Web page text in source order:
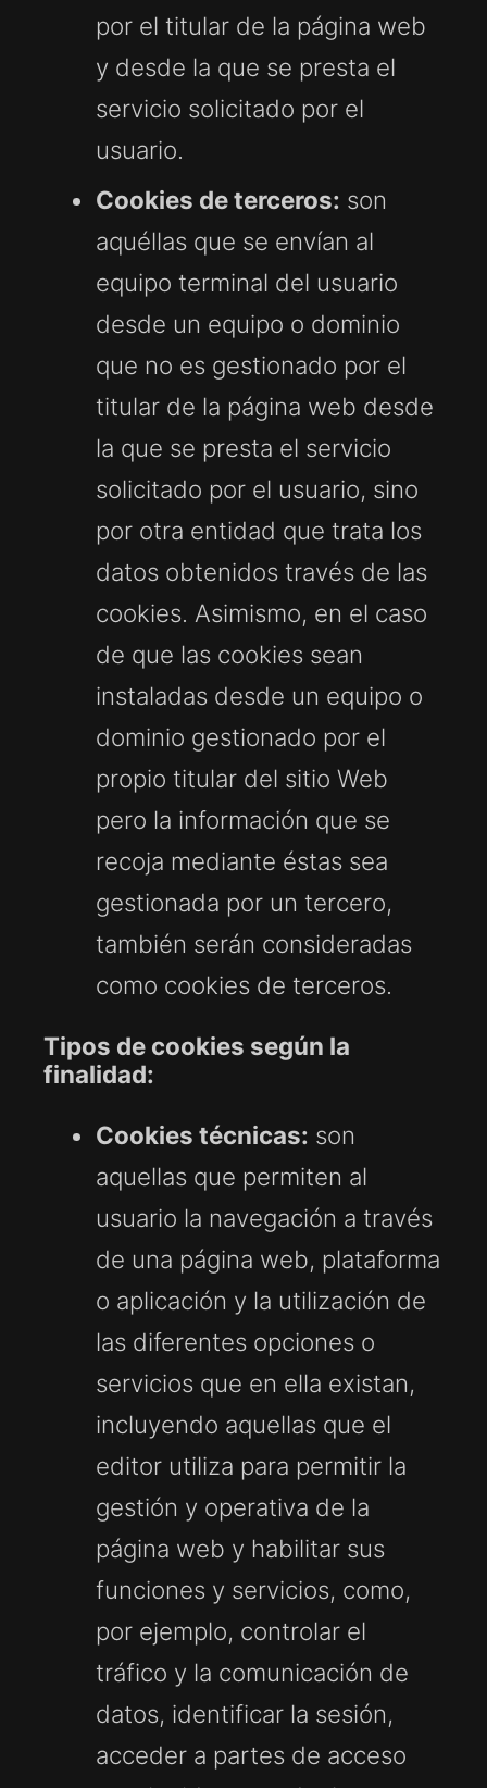
por el titular de la página web
y desde la que se presta el
servicio solicitado por el
usuario.
Cookies de terceros: son
aquéllas que se envían al
equipo terminal del usuario
desde un equipo o dominio
que no es gestionado por el
titular de la página web desde
la que se presta el servicio
solicitado por el usuario, sino
por otra entidad que trata los
datos obtenidos través de las
cookies. Asimismo, en el caso
de que las cookies sean
instaladas desde un equipo o
dominio gestionado por el
propio titular del sitio Web
pero la información que se
recoja mediante éstas sea
gestionada por un tercero,
también serán consideradas
como cookies de terceros.
Tipos de cookies según la
finalidad:
Cookies técnicas: son
aquellas que permiten al
usuario la navegación a través
de una página web, plataforma
o aplicación y la utilización de
las diferentes opciones o
servicios que en ella existan,
incluyendo aquellas que el
editor utiliza para permitir la
gestión y operativa de la
página web y habilitar sus
funciones y servicios, como,
por ejemplo, controlar el
tráfico y la comunicación de
datos, identificar la sesión,
acceder a partes de acceso